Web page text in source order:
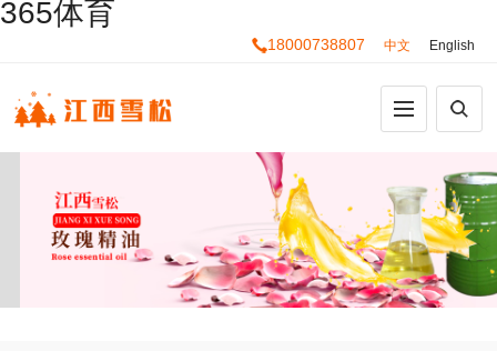
365体育
18000738807 中文 English